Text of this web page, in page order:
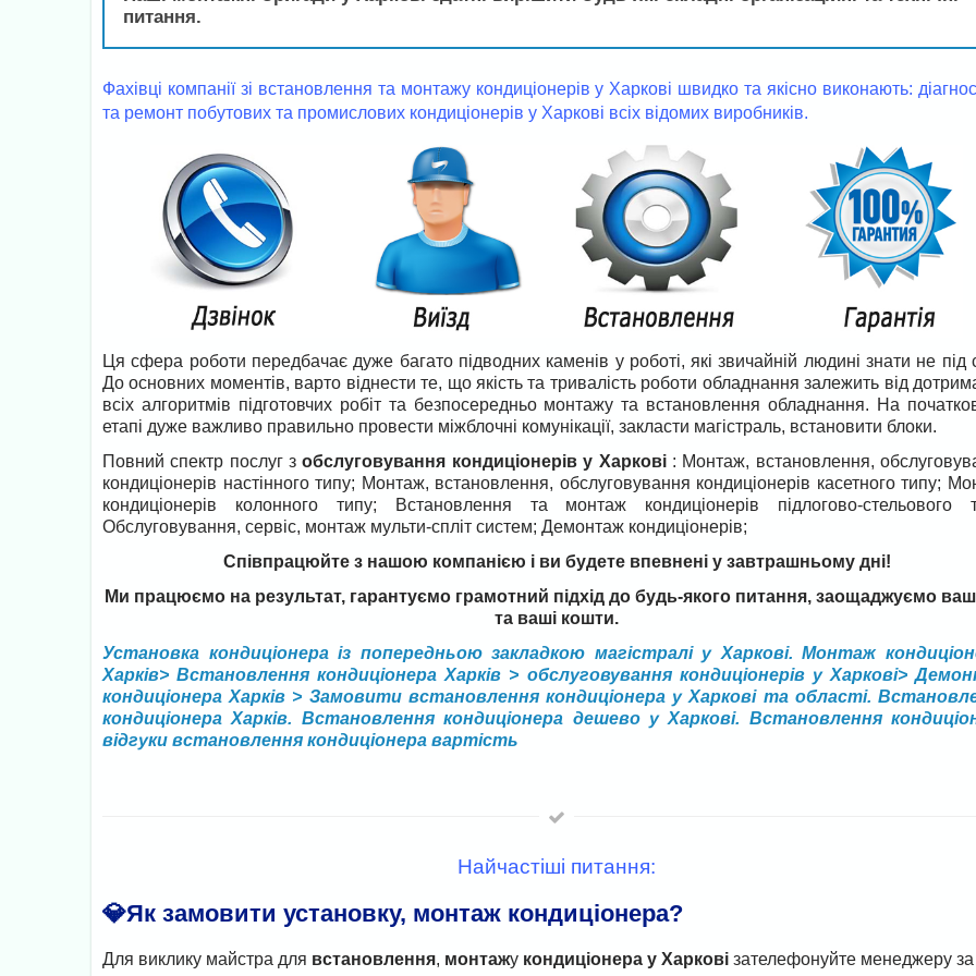
питання.
Фахівці компанії зі встановлення та монтажу кондиціонерів у Харкові швидко та якісно виконають:
та ремонт побутових та промислових кондиціонерів у Харкові всіх відомих виробників.
Ця сфера роботи передбачає дуже багато підводних каменів у роботі, які звичайній людині знати не під
До основних моментів, варто віднести те, що якість та тривалість роботи обладнання залежить від
всіх алгоритмів підготовчих робіт та безпосередньо монтажу та встановлення обладнання. На
етапі дуже важливо правильно провести міжблочні комунікації, закласти магістраль, встановити блоки.
Повний спектр послуг зобслуговування кондиціонерів у Харкові: Монтаж, встановлення,
кондиціонерів настінного типу; Монтаж, встановлення, обслуговування кондиціонерів касетного типу;
кондиціонерів колонного типу; Встановлення та монтаж кондиціонерів підлогово-стельового
Обслуговування, сервіс, монтаж мульти-спліт систем; Демонтаж кондиціонерів;
Співпрацюйте з нашою компанією і ви будете впевнені у завтрашньому дні!
Ми працюємо на результат, гарантуємо грамотний підхід до будь-якого питання, заощаджуємо
та ваші кошти.
Установка кондиціонера із попередньою закладкою магістралі у Харкові. Монтаж
Харків> Встановлення кондиціонера Харків > обслуговування кондиціонерів у Харкові>
кондиціонера Харків > Замовити встановлення кондиціонера у Харкові та області.
кондиціонера Харків. Встановлення кондиціонера дешево у Харкові. Встановлення
відгуки встановлення кондиціонера вартість
Найчастіші питання:
💎Як замовити установку, монтаж кондиціонера?
Для виклику майстра для встановлення, монтажу кондиціонера у Харкові зателефонуйте менеджеру за